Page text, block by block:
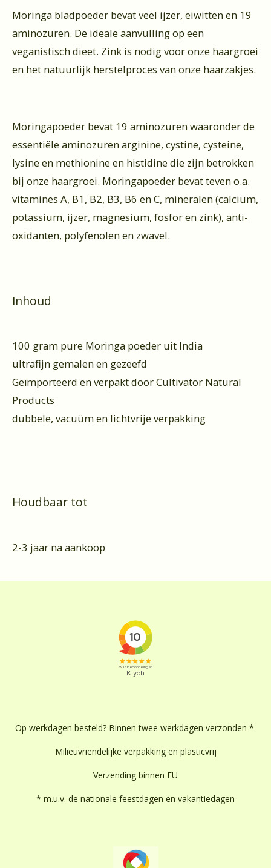
Moringa bladpoeder bevat veel ijzer, eiwitten en 19
aminozuren. De ideale aanvulling op een
veganistisch dieet. Zink is nodig voor onze haargroei
en het natuurlijk herstelproces van onze haarzakjes.
Moringapoeder bevat 19 aminozuren waaronder de
essentiële aminozuren arginine, cystine, cysteine,
lysine en methionine en histidine die zijn betrokken
bij onze haargroei. Moringapoeder bevat teven o.a.
vitamines A, B1, B2, B3, B6 en C, mineralen (calcium,
potassium, ijzer, magnesium, fosfor en zink), anti-
oxidanten, polyfenolen en zwavel.
Inhoud
100 gram pure Moringa poeder uit India
ultrafijn gemalen en gezeefd
Geïmporteerd en verpakt door Cultivator Natural
Products
dubbele, vacuüm en lichtvrije verpakking
Houdbaar tot
2-3 jaar na aankoop
Op werkdagen besteld? Binnen twee werkdagen verzonden *
Milieuvriendelijke verpakking en plasticvrij
Verzending binnen EU
* m.u.v. de nationale feestdagen en vakantiedagen